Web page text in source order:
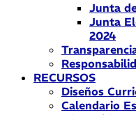
Junta
Junta
2024
RECURSOS
Diseños
Calendario